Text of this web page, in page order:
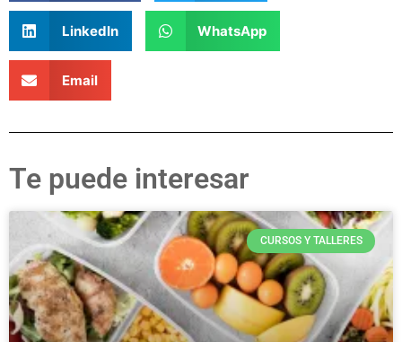
LinkedIn WhatsApp
Email
Te puede interesar
CURSOS Y TALLERES